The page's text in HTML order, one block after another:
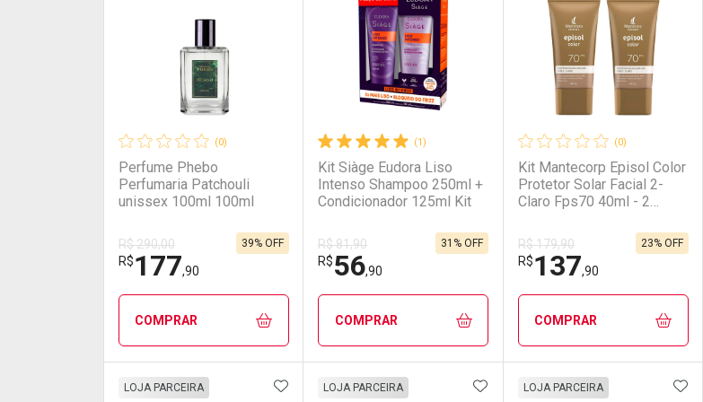
(0)
Perfume Phebo
Perfumaria Patchouli
unissex 100ml 100ml
R$ 290,00
R$177,90
39% OFF
COMPRAR
FECHAR
FECHAR
(1)
Kit Siàge Eudora Liso
Intenso Shampoo 250ml +
Condicionador 125ml Kit
R$ 81,90
R$56,90
31% OFF
COMPRAR
FECHAR
FECHAR
(0)
Kit Mantecorp Episol Color
Protetor Solar Facial 2-
Claro Fps70 40ml - 2
R$ 179,90
R$137,90
23% OFF
COMPRAR
LOJA PARCEIRA ADICIONAR AOS FAVORITOS
LOJA PARCEIRA ADICIONAR AOS FAVORITOS
LOJA PARCEIRA